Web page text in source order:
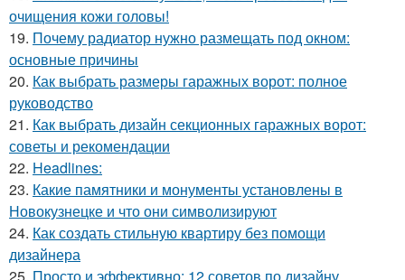
очищения кожи головы!
19. Почему радиатор нужно размещать под окном:
основные причины
20. Как выбрать размеры гаражных ворот: полное
руководство
21. Как выбрать дизайн секционных гаражных ворот:
советы и рекомендации
22. Headlines:
23. Какие памятники и монументы установлены в
Новокузнецке и что они символизируют
24. Как создать стильную квартиру без помощи
дизайнера